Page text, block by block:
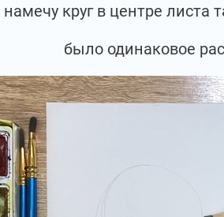
круг в центре листа
было одинаковое